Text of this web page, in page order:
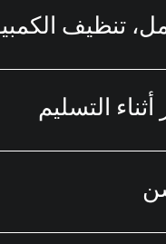
تنظيف
التسليم